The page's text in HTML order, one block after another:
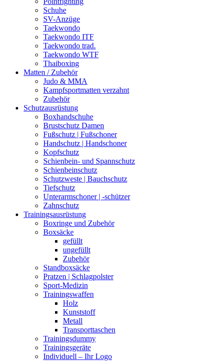
Schuhe
SV-Anzüge
Taekwondo
Taekwondo ITF
Taekwondo trad.
Taekwondo WTF
Thaiboxing
Matten / Zubehör
Judo & MMA
Kampfsportmatten verzahnt
Zubehör
Schutzausrüstung
Boxhandschuhe
Brustschutz Damen
Fußschutz | Fußschoner
Handschutz | Handschoner
Kopfschutz
Schienbein- und Spannschutz
Schienbeinschutz
Schutzweste | Bauchschutz
Tiefschutz
Unterarmschoner | -schützer
Zahnschutz
Trainingsausrüstung
Boxringe und Zubehör
Boxsäcke
gefüllt
ungefüllt
Zubehör
Standboxsäcke
Pratzen | Schlagpolster
Sport-Medizin
Trainingswaffen
Holz
Kunststoff
Metall
Transporttaschen
Trainingsdummy
Trainingsgeräte
Individuell – Ihr Logo